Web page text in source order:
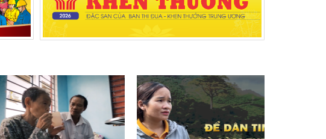
Chương trình Mái ấm gia
Thi đua chỉ thực chất nếu
xuất phát từ cơ sở, bắt
nguồn từ cơ sở